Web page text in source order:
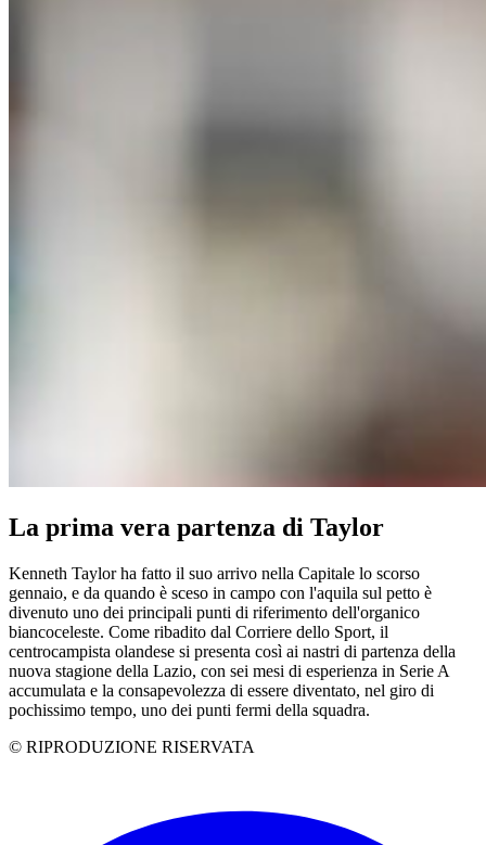
La prima vera partenza di Taylor
Kenneth Taylor ha fatto il suo arrivo nella Capitale lo scorso
gennaio, e da quando è sceso in campo con l'aquila sul petto è
divenuto uno dei principali punti di riferimento dell'organico
biancoceleste. Come ribadito dal Corriere dello Sport, il
centrocampista olandese si presenta così ai nastri di partenza della
nuova stagione della Lazio, con sei mesi di esperienza in Serie A
accumulata e la consapevolezza di essere diventato, nel giro di
pochissimo tempo, uno dei punti fermi della squadra.
© RIPRODUZIONE RISERVATA